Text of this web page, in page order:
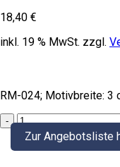
18,40 €
inkl. 19 % MwSt. zzgl.
RM-024; Motivbreite: 3
Motivrolle
quantityZur Angebotsliste